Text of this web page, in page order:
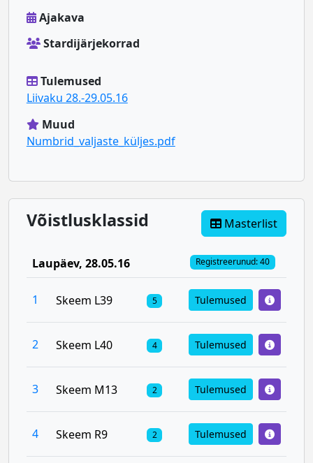
Ajakava
Stardijärjekorrad
Tulemused
Liivaku 28.-29.05.16
Muud
Numbrid_valjaste_küljes.pdf
Võistlusklassid Masterlist
Laupäev, 28.05.16 Registreerunud: 40
1 Skeem L39 5 Tulemused
2 Skeem L40 4 Tulemused
3 Skeem M13 2 Tulemused
4 Skeem R9 2 Tulemused